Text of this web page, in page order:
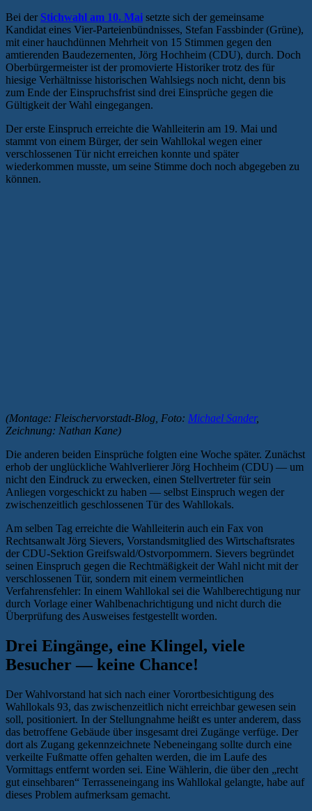
Bei der Stichwahl am 10. Mai setzte sich der gemeinsame
Kandidat eines Vier-Parteienbündnisses, Stefan Fassbinder (Grüne),
mit einer hauchdünnen Mehrheit von 15 Stimmen gegen den
amtierenden Baudezernenten, Jörg Hochheim (CDU), durch. Doch
Oberbürgermeister ist der promovierte Historiker trotz des für
hiesige Verhältnisse historischen Wahlsiegs noch nicht, denn bis
zum Ende der Einspruchsfrist sind drei Einsprüche gegen die
Gültigkeit der Wahl eingegangen.
Der erste Einspruch erreichte die Wahlleiterin am 19. Mai und
stammt von einem Bürger, der sein Wahllokal wegen einer
verschlossenen Tür nicht erreichen konnte und später
wiederkommen musste, um seine Stimme doch noch abgegeben zu
können.
(Montage: Fleischervorstadt-Blog, Foto: Michael Sander,
Zeichnung: Nathan Kane)
Die anderen beiden Einsprüche folgten eine Woche später. Zunächst
erhob der unglückliche Wahlverlierer Jörg Hochheim (CDU) — um
nicht den Eindruck zu erwecken, einen Stellvertreter für sein
Anliegen vorgeschickt zu haben — selbst Einspruch wegen der
zwischenzeitlich geschlossenen Tür des Wahllokals.
Am selben Tag erreichte die Wahlleiterin auch ein Fax von
Rechtsanwalt Jörg Sievers, Vorstandsmitglied des Wirtschaftsrates
der CDU-Sektion Greifswald/Ostvorpommern. Sievers begründet
seinen Einspruch gegen die Rechtmäßigkeit der Wahl nicht mit der
verschlossenen Tür, sondern mit einem vermeintlichen
Verfahrensfehler: In einem Wahllokal sei die Wahlberechtigung nur
durch Vorlage einer Wahlbenachrichtigung und nicht durch die
Überprüfung des Ausweises festgestellt worden.
Drei Eingänge, eine Klingel, viele
Besucher — keine Chance!
Der Wahlvorstand hat sich nach einer Vorortbesichtigung des
Wahllokals 93, das zwischenzeitlich nicht erreichbar gewesen sein
soll, positioniert. In der Stellungnahme heißt es unter anderem, dass
das betroffene Gebäude über insgesamt drei Zugänge verfüge. Der
dort als Zugang gekennzeichnete Nebeneingang sollte durch eine
verkeilte Fußmatte offen gehalten werden, die im Laufe des
Vormittags entfernt worden sei. Eine Wählerin, die über den „recht
gut einsehbaren“ Terrasseneingang ins Wahllokal gelangte, habe auf
dieses Problem aufmerksam gemacht.